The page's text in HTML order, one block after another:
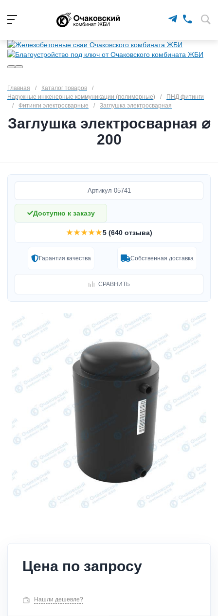
Главная / Каталог товаров
/
Наружные инженерные коммуникации (полимерные)
/
ПНД фитинги
/
Фитинги электросварные / Заглушка электросварная
Заглушка электросварная ⌀
200
Артикул 05741
Доступно к заказу
★★★★★5 (640 отзыва)
Гарантия качества Собственная доставка
СРАВНИТЬ
Цена по запросу
Нашли дешевле?